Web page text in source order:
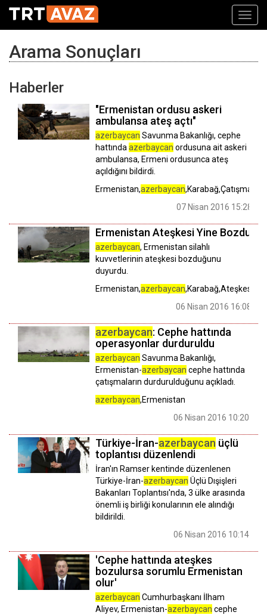
Arama Sonuçları
Haberler
"Ermenistan ordusu askeri
ambulansa ateş açtı"
azerbaycan Savunma Bakanlığı, cephe
hattında azerbaycan ordusuna ait askeri
ambulansa, Ermeni ordusunca ateş
açıldığını bildirdi.
Ermenistan,azerbaycan,Karabağ,Çatışma
07 Nisan 2016 15:28
Ermenistan Ateşkesi Yine Bozdu
azerbaycan, Ermenistan silahlı
kuvvetlerinin ateşkesi bozduğunu
duyurdu.
Ermenistan,azerbaycan,Karabağ,Ateşkes
06 Nisan 2016 16:08
azerbaycan: Cephe hattında
operasyonlar durduruldu
azerbaycan Savunma Bakanlığı,
Ermenistan-azerbaycan cephe hattında
çatışmaların durdurulduğunu açıkladı.
azerbaycan,Ermenistan
06 Nisan 2016 10:20
Türkiye-İran-azerbaycan üçlü
toplantısı düzenlendi
İran'ın Ramser kentinde düzenlenen
Türkiye-İran-azerbaycan Üçlü Dışişleri
Bakanları Toplantısı'nda, 3 ülke arasında
önemli iş birliği konularının ele alındığı
bildirildi.
06 Nisan 2016 10:14
'Cephe hattında ateşkes
bozulursa sorumlu Ermenistan
olur'
azerbaycan Cumhurbaşkanı İlham
Aliyev, Ermenistan-azerbaycan cephe